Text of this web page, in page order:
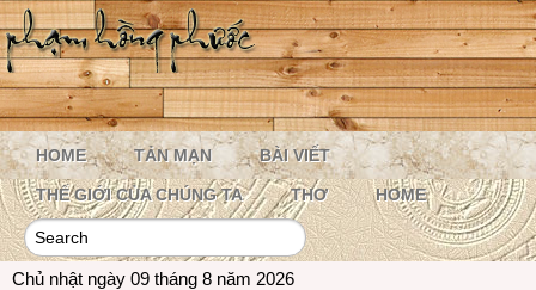
HOME TẢN MẠN BÀI VIẾT
THẾ GIỚI CỦA CHÚNG TA THƠ HOME
Chủ nhật ngày 09 tháng 8 năm 2026